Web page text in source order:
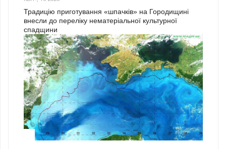
Традицію приготування «шпачків» на Городищині
внесли до переліку нематеріальної культурної
спадщини